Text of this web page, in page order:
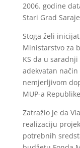
2006. godine
Stari Grad
Stoga želi
Ministarstvo za
KS da u
adekvatan
nemjerljivom
MUP-a
Zatražio je da
realizaciju
potrebnih